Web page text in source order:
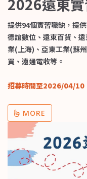
(
2026遠東
提供94個實習職缺，提
德誼數位、遠東百貨、
業(上海)、亞東工業(蘇
買、遠通電收等。
招募時間至2026/04/10
MORE